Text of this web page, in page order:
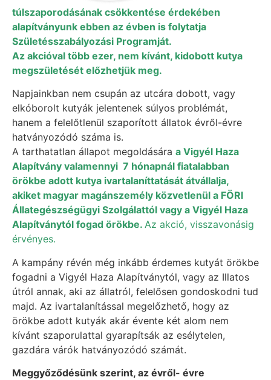
túlszaporodásának csökkentése érdekében
alapítványunk ebben az évben is folytatja
Születésszabályozási Programját.
Az akcióval több ezer, nem kívánt, kidobott kutya
megszületését előzhetjük meg.
Napjainkban nem csupán az utcára dobott, vagy
elkóborolt kutyák jelentenek súlyos problémát,
hanem a felelőtlenül szaporított állatok évről-évre
hatványozódó száma is.
A tarthatatlan állapot megoldására a Vigyél Haza
Alapítvány valamennyi 7 hónapnál fiatalabban
örökbe adott kutya ivartalaníttatását átvállalja,
akiket magyar magánszemély közvetlenül a FÖRI
Állategészségügyi Szolgálattól vagy a Vigyél Haza
Alapítványtól fogad örökbe. Az akció, visszavonásig
érvényes.
A kampány révén még inkább érdemes kutyát örökbe
fogadni a Vigyél Haza Alapítványtól, vagy az Illatos
útról annak, aki az állatról, felelősen gondoskodni tud
majd. Az ivartalanítással megelőzhető, hogy az
örökbe adott kutyák akár évente két alom nem
kívánt szaporulattal gyarapítsák az esélytelen,
gazdára várók hatványozódó számát.
Meggyőződésünk szerint, az évről- évre